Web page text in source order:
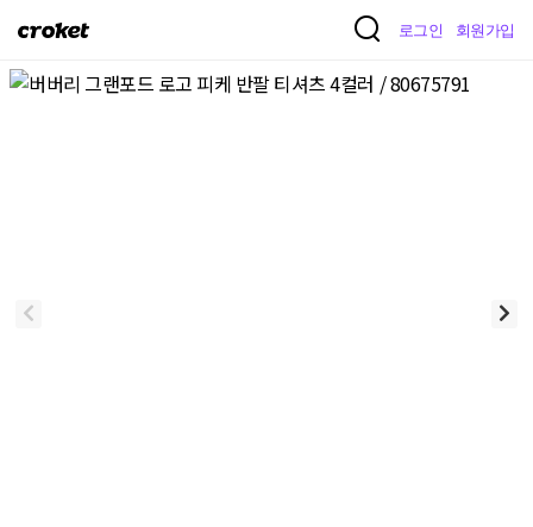
크
켓
로그인 회원가입